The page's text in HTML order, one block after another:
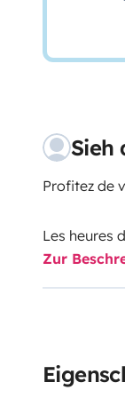
Sieh
Profitez de
Les heures
Il n'est pas
votre e-
Lundi: de
Zur